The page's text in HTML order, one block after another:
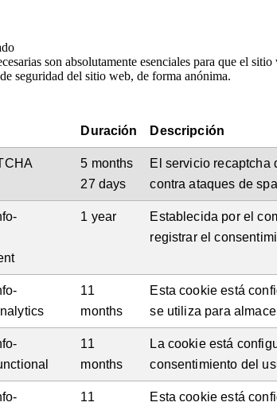
son absolutamente esenciales para que el
seguridad del sitio web, de forma anónima.
Duración Descripción
5 months
27 days
El servicio recaptcha
contra ataques de
1 year
Establecida por el
registrar el
11
months
Esta cookie está
se utiliza para
11
months
La cookie está
consentimiento del
11
Esta cookie está